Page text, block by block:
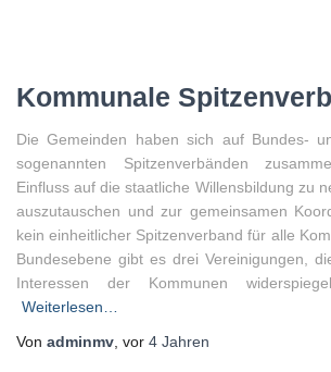
Kommunale
Die Gemeinden haben sich auf Bundes-
sogenannten Spitzenverbänden
Einfluss auf die staatliche Willensbildung zu
auszutauschen und zur gemeinsamen
kein einheitlicher Spitzenverband für alle
Bundesebene gibt es drei Vereinigungen,
Interessen der Kommunen
Weiterlesen…
Von adminmv , vor 4 Jahren